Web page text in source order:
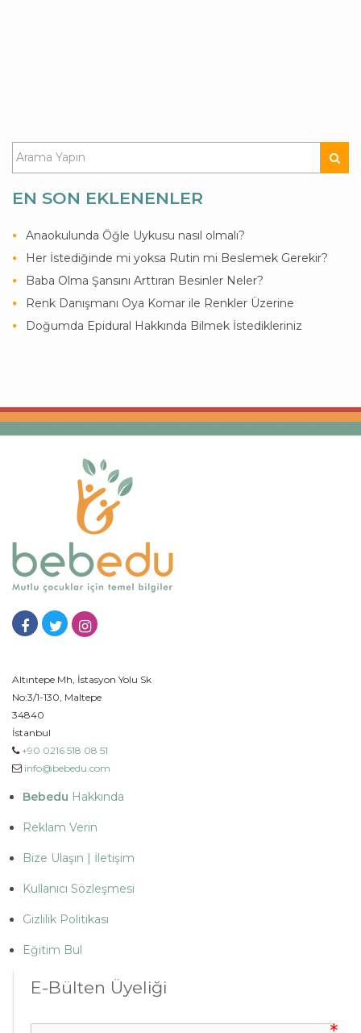
EN SON EKLENENLER
Anaokulunda Öğle Uykusu nasıl olmalı?
Her İstediğinde mi yoksa Rutin mi Beslemek Gerekir?
Baba Olma Şansını Arttıran Besinler Neler?
Renk Danışmanı Oya Komar ile Renkler Üzerine
Doğumda Epidural Hakkında Bilmek İstedikleriniz
Altıntepe Mh, İstasyon Yolu Sk
No:3/1-130, Maltepe
34840
İstanbul
+90 0216 518 08 51
info@bebedu.com
Bebedu Hakkında
Reklam Verin
Bize Ulaşın | İletişim
Kullanıcı Sözleşmesi
Gizlilik Politikası
Eğitim Bul
E-Bülten Üyeliği